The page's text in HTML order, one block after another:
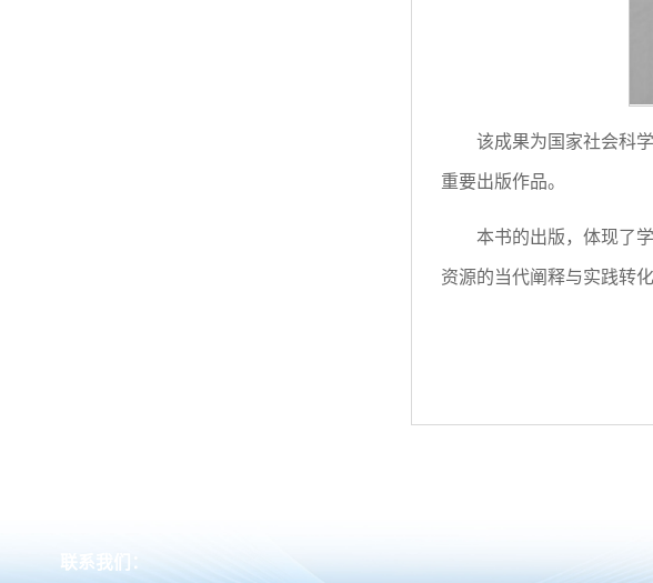
该成果为国家社会科
重要出版作品。
本书的出版，体现了
资源的当代阐释与实践转
联系我们：